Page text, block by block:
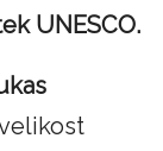
UNESCO.